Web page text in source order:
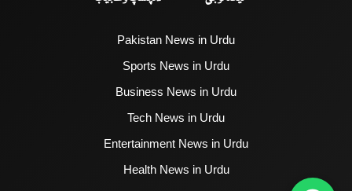
Pakistan News in Urdu
Sports News in Urdu
Business News in Urdu
Tech News in Urdu
Entertainment News in Urdu
Health News in Urdu